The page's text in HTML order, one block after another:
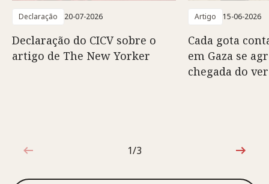
Declaração 20-07-2026
Declaração do CICV sobre o
artigo de The New Yorker
Artigo 15-06-2026
Cada gota
em Gaza se
chegada do
1 de 3
1/3